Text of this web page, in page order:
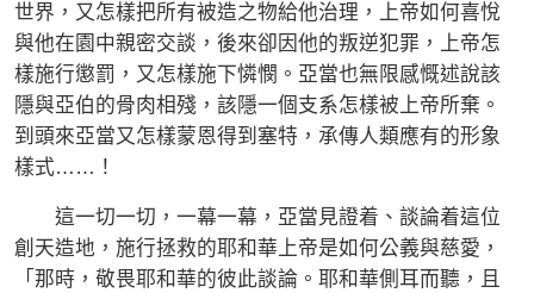
世界，又怎樣把所有被造之物給他治理，上帝如何喜悅
與他在園中親密交談，後來卻因他的叛逆犯罪，上帝怎
樣施行懲罰，又怎樣施下憐憫。亞當也無限感慨述說該
隱與亞伯的骨肉相殘，該隱一個支系怎樣被上帝所棄。
到頭來亞當又怎樣蒙恩得到塞特，承傳人類應有的形象
樣式……！
這一切一切，一幕一幕，亞當見證着、談論着這位
創天造地，施行拯救的耶和華上帝是如何公義與慈愛，
「那時，敬畏耶和華的彼此談論。耶和華側耳而聽，且